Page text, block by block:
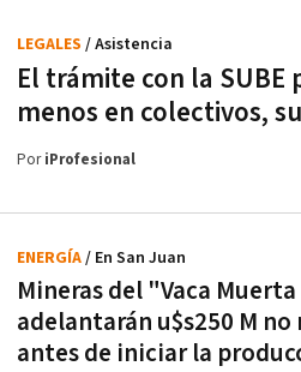
El trámite con la SUBE
menos en colectivos,
LEGALES / Asistencia
PoriProfesional
Mineras del "Vaca
adelantarán u$s250 M
antes de iniciar la
ENERGÍA/ En San Juan